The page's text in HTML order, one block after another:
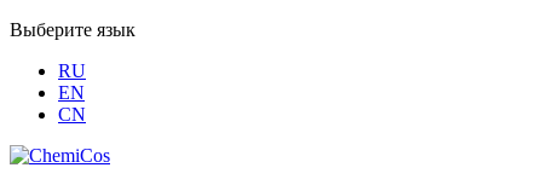
Выберите язык
RU
EN
CN